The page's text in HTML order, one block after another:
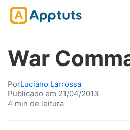
War
PorLuciano Larrossa
Publicado em 21/04/2013
4 min de leitura